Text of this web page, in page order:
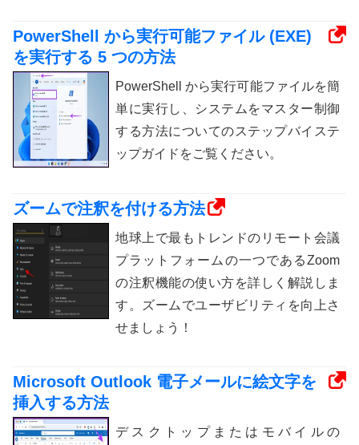
PowerShell から実行可能ファイル (EXE)
を実行する 5 つの方法
PowerShell から実行可能ファイルを簡
単に実行し、システムをマスター制御
する方法についてのステップバイステ
ップガイドをご覧ください。
ズームで注釈を付ける方法
地球上で最もトレンドのリモート会議
プラットフォームの一つであるZoom
の注釈機能の使い方を詳しく解説しま
す。ズームでユーザビリティを向上さ
せましょう！
Microsoft Outlook 電子メールに絵文字を
挿入する方法
デスクトップまたはモバイルの